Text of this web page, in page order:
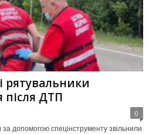
рятувальники
після ДТП
0
допомогою спецінструменту звільнили